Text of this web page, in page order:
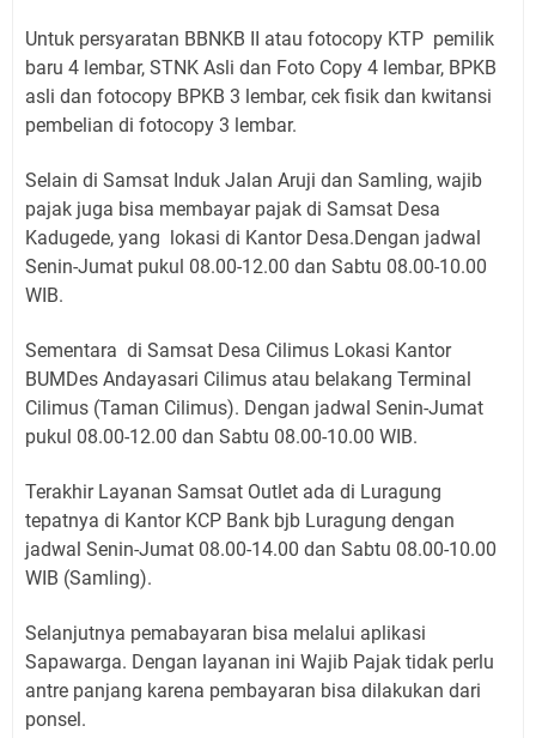
Untuk persyaratan BBNKB II atau fotocopy KTP pemilik
baru 4 lembar, STNK Asli dan Foto Copy 4 lembar, BPKB
asli dan fotocopy BPKB 3 lembar, cek fisik dan kwitansi
pembelian di fotocopy 3 lembar.
Selain di Samsat Induk Jalan Aruji dan Samling, wajib
pajak juga bisa membayar pajak di Samsat Desa
Kadugede, yang lokasi di Kantor Desa.Dengan jadwal
Senin-Jumat pukul 08.00-12.00 dan Sabtu 08.00-10.00
WIB.
Sementara di Samsat Desa Cilimus Lokasi Kantor
BUMDes Andayasari Cilimus atau belakang Terminal
Cilimus (Taman Cilimus). Dengan jadwal Senin-Jumat
pukul 08.00-12.00 dan Sabtu 08.00-10.00 WIB.
Terakhir Layanan Samsat Outlet ada di Luragung
tepatnya di Kantor KCP Bank bjb Luragung dengan
jadwal Senin-Jumat 08.00-14.00 dan Sabtu 08.00-10.00
WIB (Samling).
Selanjutnya pemabayaran bisa melalui aplikasi
Sapawarga. Dengan layanan ini Wajib Pajak tidak perlu
antre panjang karena pembayaran bisa dilakukan dari
ponsel.